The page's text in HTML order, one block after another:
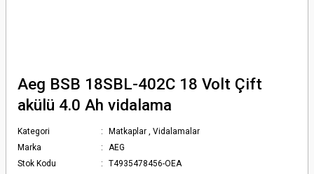
Aeg BSB 18SBL-402C 18 Volt Çift
akülü 4.0 Ah vidalama
Kategori Matkaplar ,Vidalamalar
Marka
AEG
Stok Kodu
T4935478456-OEA